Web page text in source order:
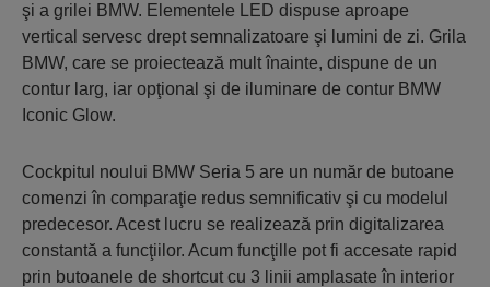
şi a grilei BMW. Elementele LED dispuse aproape
vertical servesc drept semnalizatoare şi lumini de zi. Grila
BMW, care se proiectează mult înainte, dispune de un
contur larg, iar opţional şi de iluminare de contur BMW
Iconic Glow.
Cockpitul noului BMW Seria 5 are un număr de butoane
comenzi în comparaţie redus semnificativ şi cu modelul
predecesor. Acest lucru se realizează prin digitalizarea
constantă a funcţiilor. Acum funcţille pot fi accesate rapid
prin butoanele de shortcut cu 3 linii amplasate în interior